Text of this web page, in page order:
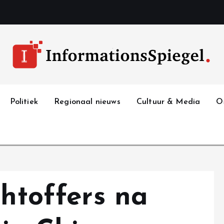
Politiek Regionaal nieuws Cultuur & Media
na